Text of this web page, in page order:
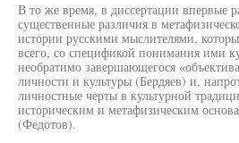
В то же время, в диссертации впервые
существенные различия в
истории русскими мыслителями,
всего, со спецификой понимания ими
необратимо завершающегося
личности и культуры (Бердяев) и,
личностные черты в культурной
историческим и метафизическим
(Федотов).